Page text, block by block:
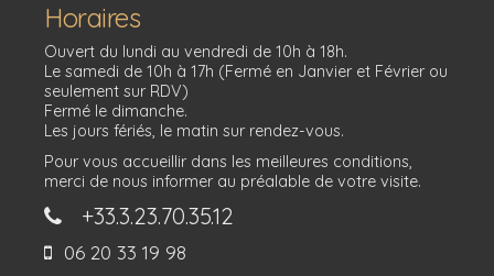
Horaires
Ouvert du lundi au vendredi de 10h à 18h.
Le samedi de 10h à 17h (Fermé en Janvier et Février ou
seulement sur RDV)
Fermé le dimanche.
Les jours fériés, le matin sur rendez-vous.
Pour vous accueillir dans les meilleures conditions,
merci de nous informer au préalable de votre visite.
+33.3.23.70.35.12
06 20 33 19 98